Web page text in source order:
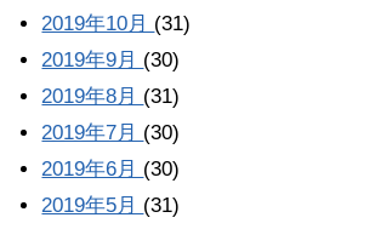
2019年10月 (31)
2019年9月 (30)
2019年8月 (31)
2019年7月 (30)
2019年6月 (30)
2019年5月 (31)